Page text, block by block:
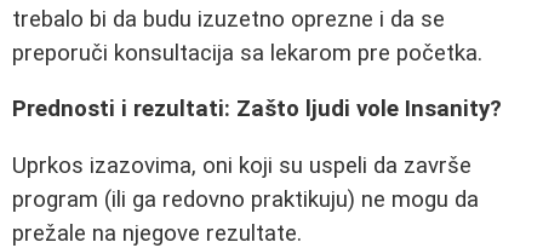
trebalo bi da budu izuzetno oprezne i da se
preporuči konsultacija sa lekarom pre početka.
Prednosti i rezultati: Zašto ljudi vole Insanity?
Uprkos izazovima, oni koji su uspeli da završe
program (ili ga redovno praktikuju) ne mogu da
prežale na njegove rezultate.